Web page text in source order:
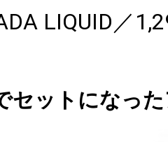
LIQUID／
セットになっ